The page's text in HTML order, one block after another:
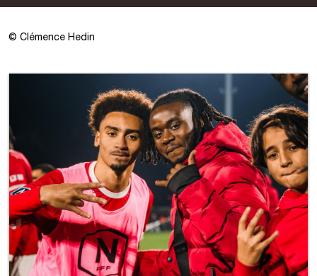
© Clémence Hedin